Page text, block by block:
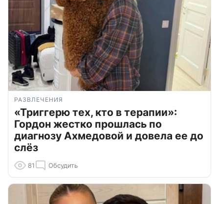
РАЗВЛЕЧЕНИЯ
«Триггерю тех, кто в терапии»:
Гордон жестко прошлась по
диагнозу Ахмедовой и довела ее до
слёз
81 Обсудить